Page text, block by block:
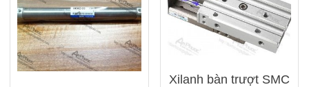
Xilanh bàn trượt SMC